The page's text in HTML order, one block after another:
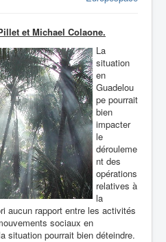
et Michael Colaone.
La
situation
en
Guadelou
pe pourrait
bien
impacter
le
dérouleme
nt des
opérations
relatives à
la
aucun rapport entre les activités
sociaux en
situation pourrait bien déteindre.